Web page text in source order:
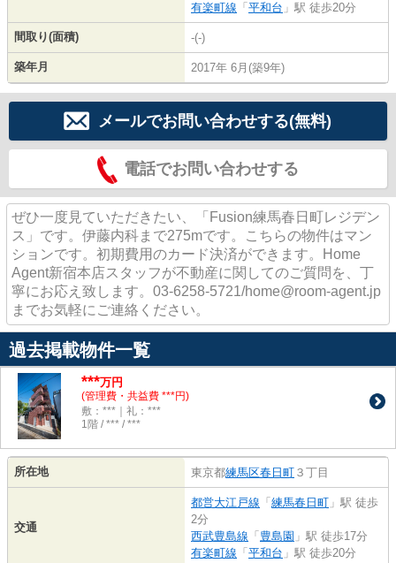
有楽町線 「 平和台 」駅 徒歩20分
間取り(面積) -(-)
築年月 2017年 6月(築9年)
メールでお問い合わせする(無料)
電話でお問い合わせする
ぜひ一度見ていただきたい、「Fusion練馬春日町レジデン
ス」です。伊藤内科まで275mです。こちらの物件はマン
ションです。初期費用のカード決済ができます。Home
Agent新宿本店スタッフが不動産に関してのご質問を、丁
寧にお応え致します。03-6258-5721/home@room-agent.jp
までお気軽にご連絡ください。
過去掲載物件一覧
***万円
(管理費・共益費 ***円)
敷：***｜礼：***
1階 / *** / ***
所在地 東京都練馬区春日町 ３丁目
交通
都営大江戸線 「 練馬春日町 」駅 徒歩
2分
西武豊島線 「 豊島園 」駅 徒歩17分
有楽町線 「 平和台 」駅 徒歩20分